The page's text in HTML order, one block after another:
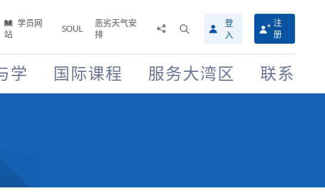
学员网
站
SOUL
恶劣天气安
排
搜
寻
介
面
登
入
注
册
学 国际课程 服务大湾区 联系